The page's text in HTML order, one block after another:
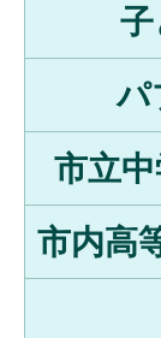
パ
市立中
市内高